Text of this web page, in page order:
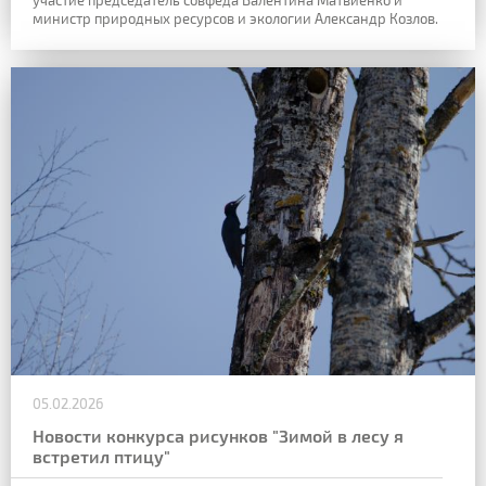
министр природных ресурсов и экологии Александр Козлов.
05.02.2026
Новости конкурса рисунков "Зимой в лесу я
встретил птицу"